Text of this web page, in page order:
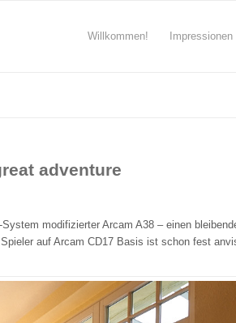
Willkommen! Impressionen
adventure
modifizierter Arcam A38 – einen
auf Arcam CD17 Basis ist schon fest